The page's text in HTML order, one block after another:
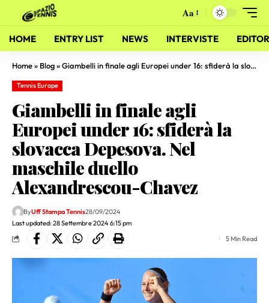
Aa
HOME ENTRY LIST NEWS INTERVISTE
Home» Blog»Giambelli in finale agli Europei under 16: sfiderà la slovacca Depesova. Nel maschile duello Alexandrescou-Chavez
Tennis Europe
Giambelli in finale agli
Europei under 16: sfiderà la
slovacca Depesova. Nel
maschile duello
Alexandrescou-Chavez
Last updated: 28 Settembre 2024 6:15 pm
ByUff Stampa Tennis28/09/2024
5 Min Read